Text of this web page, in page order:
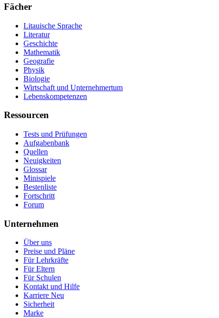
Fächer
Litauische Sprache
Literatur
Geschichte
Mathematik
Geografie
Physik
Biologie
Wirtschaft und Unternehmertum
Lebenskompetenzen
Ressourcen
Tests und Prüfungen
Aufgabenbank
Quellen
Neuigkeiten
Glossar
Minispiele
Bestenliste
Fortschritt
Forum
Unternehmen
Über uns
Preise und Pläne
Für Lehrkräfte
Für Eltern
Für Schulen
Kontakt und Hilfe
Karriere Neu
Sicherheit
Marke